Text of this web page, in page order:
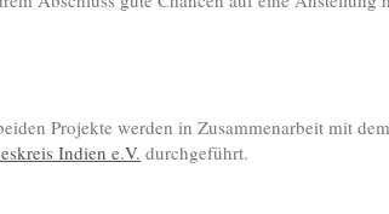
Projekte werden in Zusammenarbeit mit dem
Indien e.V. durchgeführt.